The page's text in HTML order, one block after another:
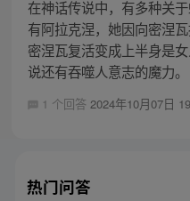
在神话传说中，有多种关
有阿拉克涅，她因向密涅
密涅瓦复活变成上半身是
说还有吞噬人意志的魔力
1 个回答 2024年10月07日
热门问答